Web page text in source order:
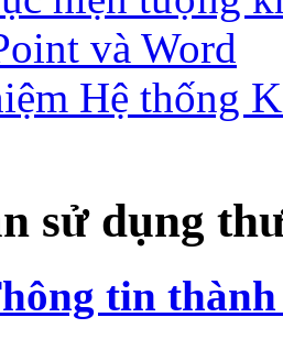
và Word
Hệ thống
sử dụng
tin